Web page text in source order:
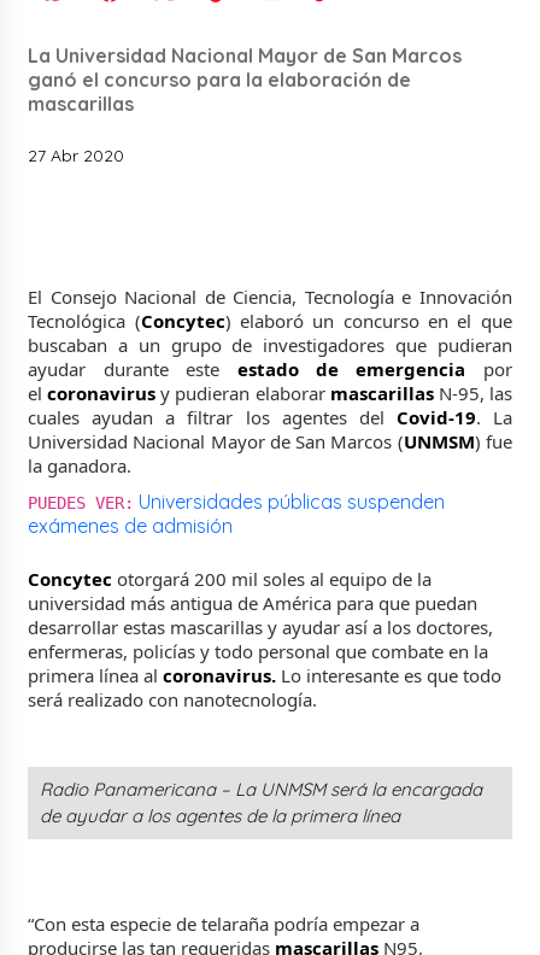
La Universidad Nacional Mayor de San Marcos
ganó el concurso para la elaboración de
mascarillas
27 Abr 2020
El Consejo Nacional de Ciencia, Tecnología e Innovación
Tecnológica (Concytec) elaboró un concurso en el que
buscaban a un grupo de investigadores que pudieran
ayudar durante este estado de emergencia por
elcoronavirusy pudieran elaborar mascarillas N-95, las
cuales ayudan a filtrar los agentes del Covid-19. La
Universidad Nacional Mayor de San Marcos (UNMSM) fue
la ganadora.
PUEDES VER: Universidades públicas suspenden
exámenes de admisión
Concytec otorgará 200 mil soles al equipo de la
universidad más antigua de América para que puedan
desarrollar estas mascarillas y ayudar así a los doctores,
enfermeras, policías y todo personal que combate en la
primera línea alcoronavirus. Lo interesante es que todo
será realizado con nanotecnología.
Radio Panamericana – La UNMSM será la encargada
de ayudar a los agentes de la primera línea
“Con esta especie de telaraña podría empezar a
producirse las tan requeridas mascarillas N95,